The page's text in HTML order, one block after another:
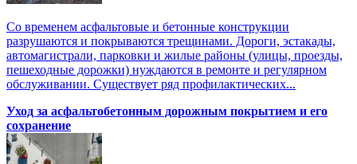
Со временем асфальтовые и бетонные конструкции
разрушаются и покрываются трещинами. Дороги, эстакады,
автомагистрали, парковки и жилые районы (улицы, проезды,
пешеходные дорожки) нуждаются в ремонте и регулярном
обслуживании. Существует ряд профилактических...
Уход за асфальтобетонным дорожным покрытием и его
сохранение